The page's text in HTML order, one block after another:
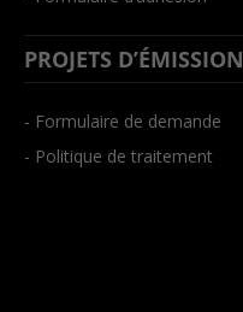
PROJETS D’ÉMISSION
- Formulaire de demande
- Politique de traitement